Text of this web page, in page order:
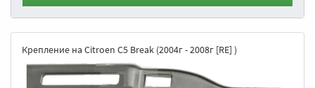
Крепление на Citroen C5 Break (2004г - 2008г [RE] )